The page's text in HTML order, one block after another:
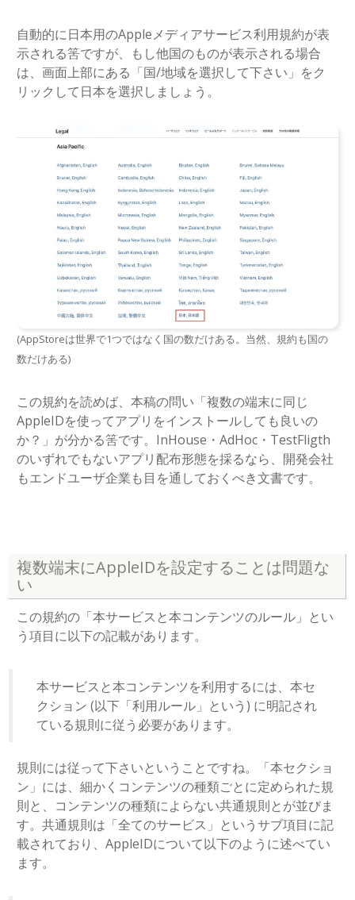
自動的に日本用のAppleメディアサービス利用規約が表
示される筈ですが、もし他国のものが表示される場合
は、画面上部にある「国/地域を選択して下さい」をク
リックして日本を選択しましょう。
(AppStoreは世界で1つではなく国の数だけある。当然、規約も国の
数だけある)
この規約を読めば、本稿の問い「複数の端末に同じ
AppleIDを使ってアプリをインストールしても良いの
か？」が分かる筈です。InHouse・AdHoc・TestFligth
のいずれでもないアプリ配布形態を採るなら、開発会社
もエンドユーザ企業も目を通しておくべき文書です。
複数端末にAppleIDを設定することは問題な
い
この規約の「本サービスと本コンテンツのルール」とい
う項目に以下の記載があります。
本サービスと本コンテンツを利用するには、本セ
クション (以下「利用ルール」という) に明記され
ている規則に従う必要があります。
規則には従って下さいということですね。「本セクショ
ン」には、細かくコンテンツの種類ごとに定められた規
則と、コンテンツの種類によらない共通規則とが並びま
す。共通規則は「全てのサービス」というサブ項目に記
載されており、AppleIDについて以下のように述べてい
ます。